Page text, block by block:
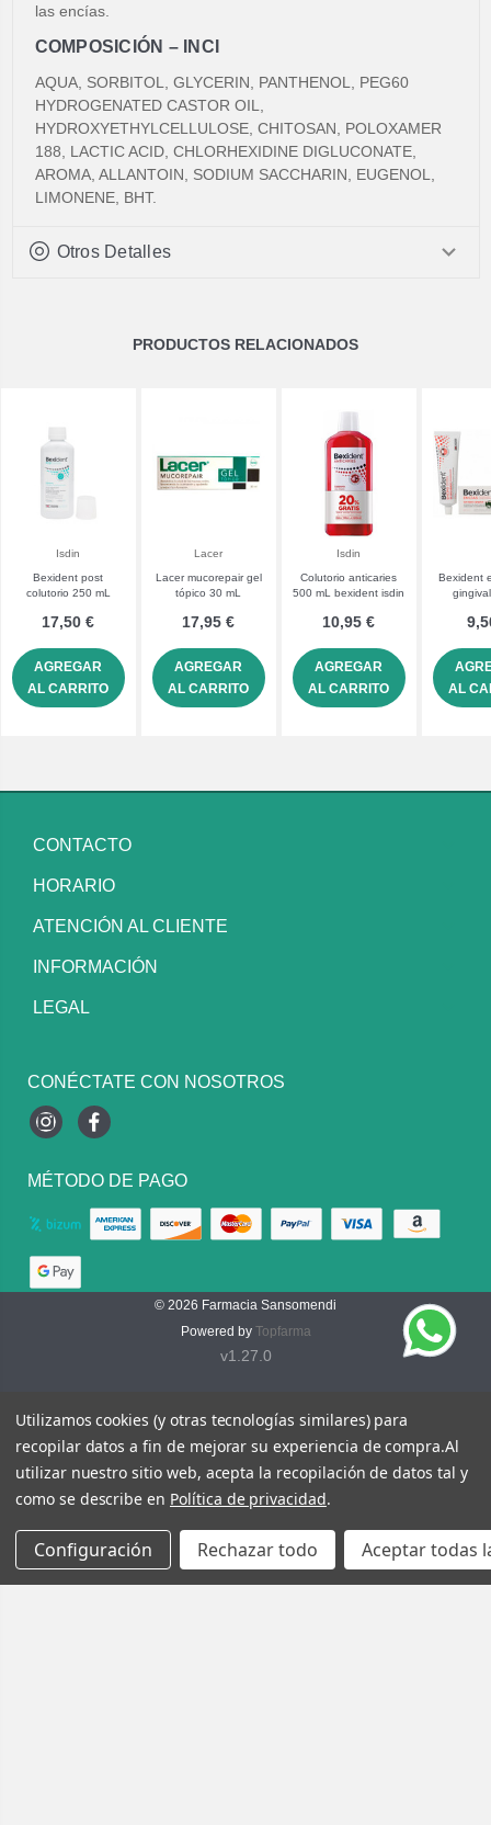
las encías.
COMPOSICIÓN – INCI
AQUA, SORBITOL, GLYCERIN, PANTHENOL, PEG­60
HYDROGENATED CASTOR OIL,
HYDROXYETHYLCELLULOSE, CHITOSAN, POLOXAMER
188, LACTIC ACID, CHLORHEXIDINE DIGLUCONATE,
AROMA, ALLANTOIN, SODIUM SACCHARIN, EUGENOL,
LIMONENE, BHT.
Otros Detalles
PRODUCTOS RELACIONADOS
Isdin
Bexident post
colutorio 250 mL
17,50 €
AGREGAR
AL CARRITO
Lacer
Lacer mucorepair gel
tópico 30 mL
17,95 €
AGREGAR
AL CARRITO
Isdin
Colutorio anticaries
500 mL bexident isdin
10,95 €
AGREGAR
AL CARRITO
Bexident
AL
CONTACTO
HORARIO
ATENCIÓN AL CLIENTE
INFORMACIÓN
LEGAL
CONÉCTATE CON NOSOTROS
InstagramFacebook
MÉTODO DE PAGO
© 2026 Farmacia Sansomendi
Powered by Topfarma
v1.27.0
Utilizamos cookies (y otras tecnologías similares) para
recopilar datos a fin de mejorar su experiencia de compra.Al
utilizar nuestro sitio web, acepta la recopilación de datos tal y
como se describe en Política de privacidad.
Configuración Rechazar todo Aceptar todas